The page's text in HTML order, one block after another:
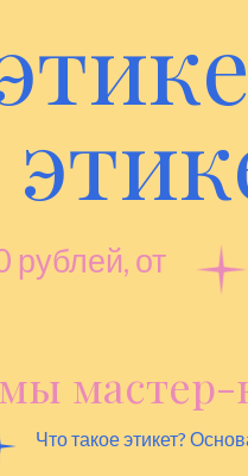
рублей, от
мастер-
Что такое этикет?